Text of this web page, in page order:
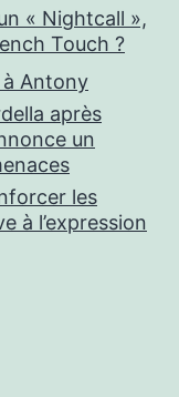
« Nightcall »,
Touch ?
Antony
après
un
les
à l’expression